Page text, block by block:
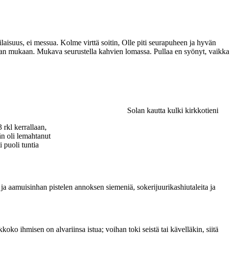
ei messua. Kolme virttä soitin, Olle piti seurapuheen ja hyvän
Mukava seurustella kahvien lomassa. Pullaa en syönyt, vaikka
Solan kautta kulki kirkkotieni
rkl kerrallaan,
oli lemahtanut
puoli tuntia
aamuisinhan pistelen annoksen siemeniä, sokerijuurikashiutaleita ja
ihmisen on alvariinsa istua; voihan toki seistä tai kävelläkin, siitä